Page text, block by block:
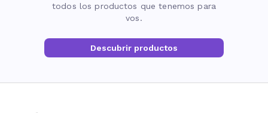
todos los productos que tenemos para
vos.
Descubrir productos